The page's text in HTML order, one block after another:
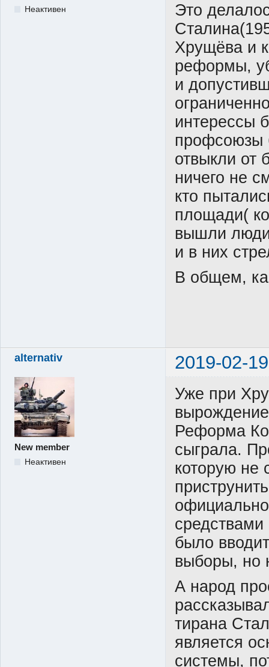
Неактивен
Это
Хрущёва и
реформы,
и
интерессы
профсоюзы
отвыкли от
ничего не
кто
площади(
вышли
и в них
В общем,
alternativ 2019-02-
New member
Неактивен
Уже при
Реформа
сыграла.
которую не
было
выборы, но
А народ
тирана
является
системы,